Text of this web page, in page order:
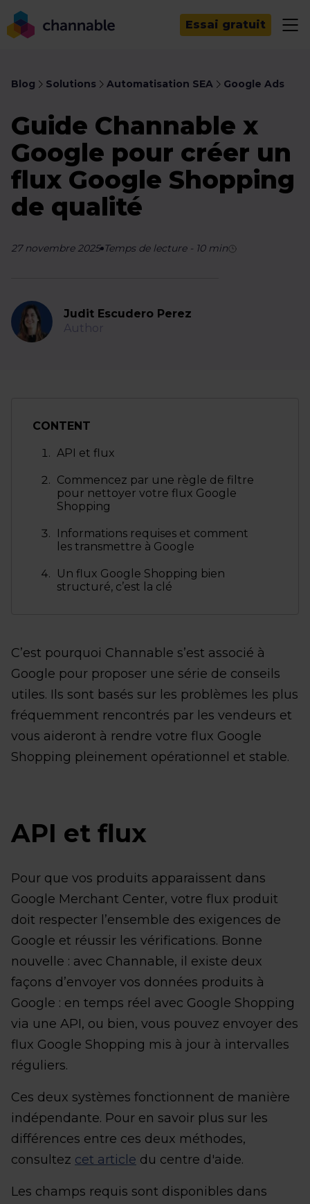
Essai gratuit
Blog Solutions Automatisation SEA Google Ads
Guide Channable x
Google pour créer un
flux Google Shopping
de qualité
27 novembre 2025 Temps de lecture- 10min
Judit Escudero Perez
Author
CONTENT
API et flux
Commencez par une règle de filtre
pour nettoyer votre flux Google
Shopping
Informations requises et comment
les transmettre à Google
Un flux Google Shopping bien
structuré, c’est la clé
C’est pourquoi Channable s’est associé à
Google pour proposer une série de conseils
utiles. Ils sont basés sur les problèmes les plus
fréquemment rencontrés par les vendeurs et
vous aideront à rendre votre flux Google
Shopping pleinement opérationnel et stable.
API et flux
Pour que vos produits apparaissent dans
Google Merchant Center, votre flux produit
doit respecter l’ensemble des exigences de
Google et réussir les vérifications. Bonne
nouvelle : avec Channable, il existe deux
façons d’envoyer vos données produits à
Google : en temps réel avec Google Shopping
via une API, ou bien, vous pouvez envoyer des
flux Google Shopping mis à jour à intervalles
réguliers.
Ces deux systèmes fonctionnent de manière
indépendante. Pour en savoir plus sur les
différences entre ces deux méthodes,
consultez cet article du centre d'aide.
Les champs requis sont disponibles dans